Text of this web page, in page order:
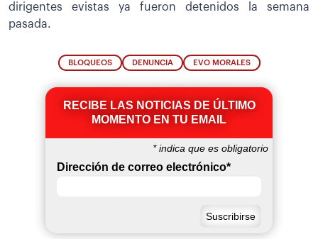
dirigentes evistas ya fueron detenidos la semana
pasada.
BLOQUEOS DENUNCIA EVO MORALES
RECIBE LAS NOTICIAS DE ÚLTIMO
MOMENTO EN TU EMAIL
*indica que es obligatorio
Dirección de correo electrónico*